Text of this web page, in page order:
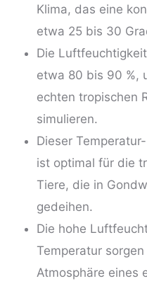
Klima, das eine
etwa 25 bis 30
Die
etwa 80 bis 90 %,
echten tropischen
simulieren.
Dieser
ist optimal für die
Tiere, die in
gedeihen.
Die hohe
Temperatur
Atmosphäre eines